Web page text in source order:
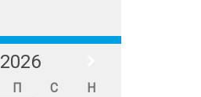
2026
П С
Н